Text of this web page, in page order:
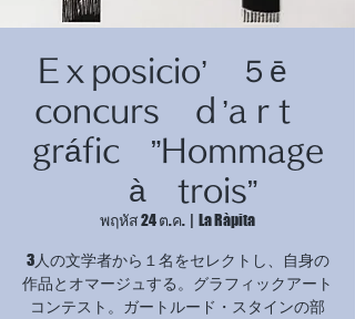
© สงวนลิขสิทธิ์
Eｘposicio’ ５ē
concurs ｄ’aｒt
gráfic ”Hommage
à trois”
พฤหัส 24 ต.ค.
  |
La Ràpita
3人の文学者から１名をセレクトし、自身の
作品とオマージュする。グラフィックアート
コンテスト。ガートルード・スタインの部